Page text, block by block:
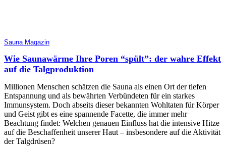
Sauna Magazin
Wie Saunawärme Ihre Poren “spült”: der wahre Effekt
auf die Talgproduktion
Millionen Menschen schätzen die Sauna als einen Ort der tiefen
Entspannung und als bewährten Verbündeten für ein starkes
Immunsystem. Doch abseits dieser bekannten Wohltaten für Körper
und Geist gibt es eine spannende Facette, die immer mehr
Beachtung findet: Welchen genauen Einfluss hat die intensive Hitze
auf die Beschaffenheit unserer Haut – insbesondere auf die Aktivität
der Talgdrüsen?